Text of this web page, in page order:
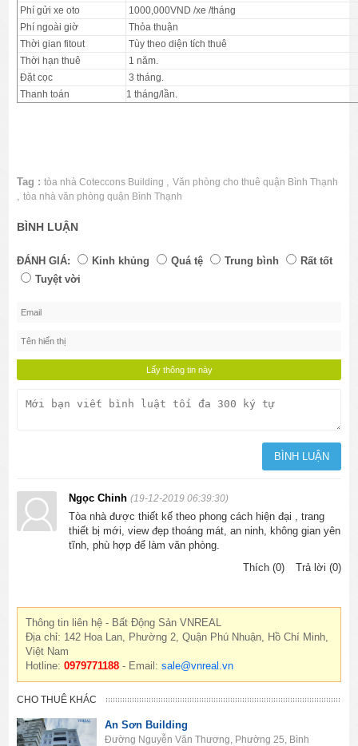
Phí gửi xe oto
1000,000VND /xe /tháng
Phí ngoài giờ
Thỏa thuận
Thời gian fitout
Tùy theo diện tích thuê
Thời hạn thuê
1 năm.
Đặt cọc
3 tháng.
Thanh toán
1 tháng/lần.
Tag : tòa nhà Coteccons Building ,Văn phòng cho thuê quận Bình Thạnh
,tòa nhà văn phòng quận Bình Thạnh
BÌNH LUẬN
ĐÁNH GIÁ: Kinh khủng Quá tệ Trung bình
Rất tốt
Tuyệt vời
Ngọc Chinh(19-12-2019 06:39:30)
Tòa nhà được thiết kế theo phong cách hiện đại , trang
thiết bị mới, view đẹp thoáng mát, an ninh, không gian yên
tĩnh, phù hợp để làm văn phòng.
Thích (0)
Trả lời (0)
Thông tin liên hệ - Bất Động Sản VNREAL
Địa chỉ: 142 Hoa Lan, Phường 2, Quận Phú Nhuận, Hồ Chí Minh,
Việt Nam
Hotline:0979771188 - Email:sale@vnreal.vn
CHO THUÊ KHÁC
An Sơn Building
Đường Nguyễn Văn Thương, Phường 25, Bình